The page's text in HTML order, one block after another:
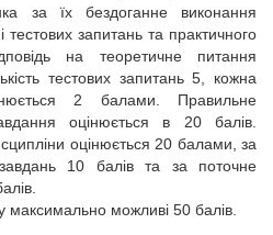
за їх бездоганне виконання
запитань та практичного
на теоретичне питання
тестових запитань 5, кожна
2 балами. Правильне
оцінюється в 20 балів.
оцінюється 20 балами, за
10 балів та за поточне
можливі 50 балів.